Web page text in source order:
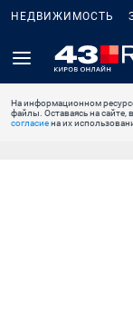
НЕДВИЖИМОСТЬ
На информационном
файлы. Оставаясь на сайте,
согласиена их